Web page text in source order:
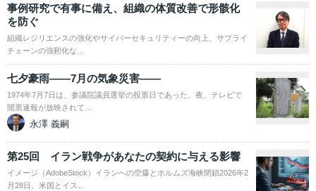
事例研究で有事に備え、組織の体質改善で形骸化
を防ぐ
組織レジリエンスの強化やサイバーセキュリティーの向上、サプライ
チェーンの強靭化な…
七夕豪雨――7月の気象災害――
1974年7月7日は、参議院議員選挙の投票日であった。夜、テレビで
開票速報が放映されて…
永澤 義嗣
第25回 イラン戦争があなたの契約に与える影響
イメージ（AdobeStock）イランへの空爆とホルムズ海峡閉鎖2026年2
月28日、米国とイス…